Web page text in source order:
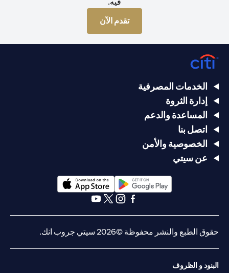
تقدم الآن
الخدمات المصرفية
إدارة الثروة
المساعدة والدعم
اتصل بنا
الخصوصية والأمن
عن سيتي
(opens in a new tab)
حقوق الطبع والنشر محفوظة ©2026 سيتي جروب انك.
البنود و الظروف